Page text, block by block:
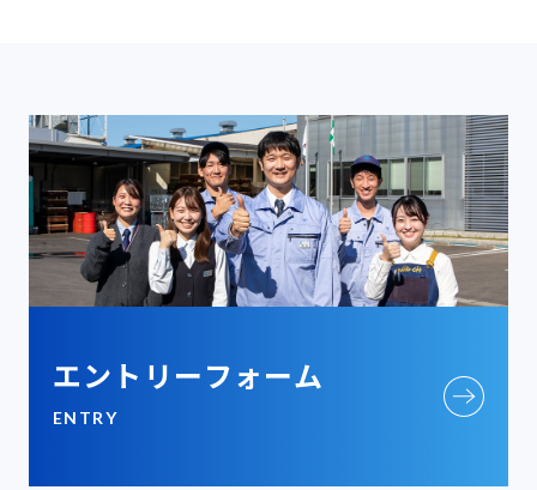
エントリーフォーム
ENTRY